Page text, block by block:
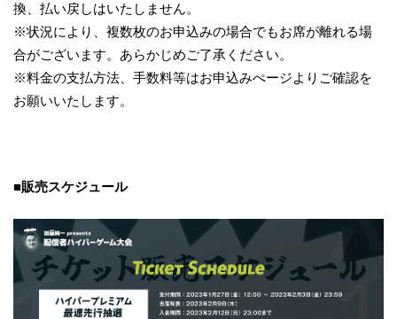
換、払い戻しはいたしません。
※状況により、複数枚のお申込みの場合でもお席が離れる場
合がございます。あらかじめご了承ください。
※料金の支払方法、手数料等はお申込みぺージよりご確認を
お願いいたします。
■販売スケジュール